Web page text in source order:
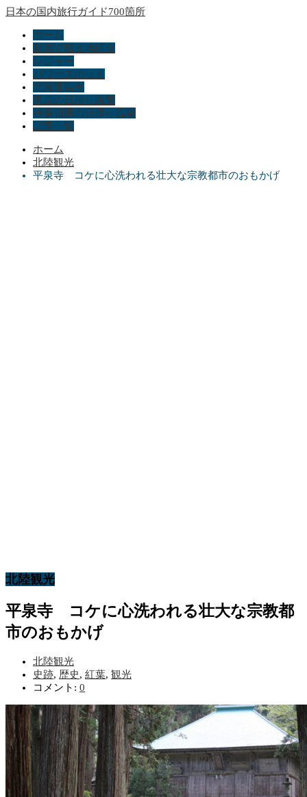
日本の国内旅行ガイド700箇所
ホーム
動画で観光地紹介
レジャー
パワースポット
北海道観光
東京の日帰り温泉
神奈川県の日帰り温泉
記事一覧
ホーム
北陸観光
平泉寺 コケに心洗われる壮大な宗教都市のおもかげ
北陸観光
平泉寺 コケに心洗われる壮大な宗教都
市のおもかげ
北陸観光
史跡, 歴史, 紅葉, 観光
コメント: 0